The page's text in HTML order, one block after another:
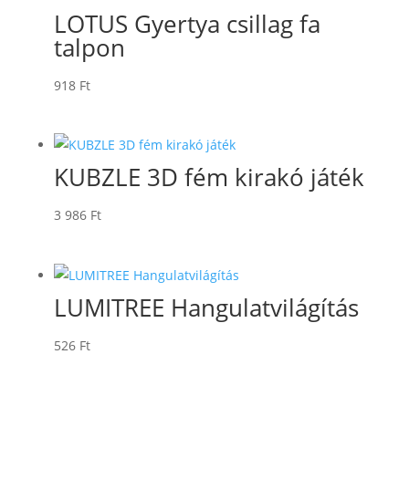
LOTUS Gyertya csillag fa
talpon
918 Ft
KUBZLE 3D fém kirakó játék
3 986 Ft
LUMITREE Hangulatvilágítás
526 Ft